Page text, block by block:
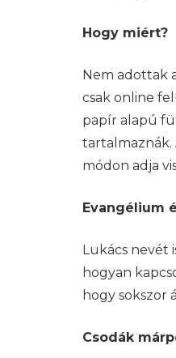
Hogy miért?
Nem adottak
csak online
papír alapú
tartalmaznák.
módon adja
Evangélium
Lukács nevét
hogyan
hogy sokszor
Csodák